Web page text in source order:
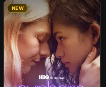
NEW